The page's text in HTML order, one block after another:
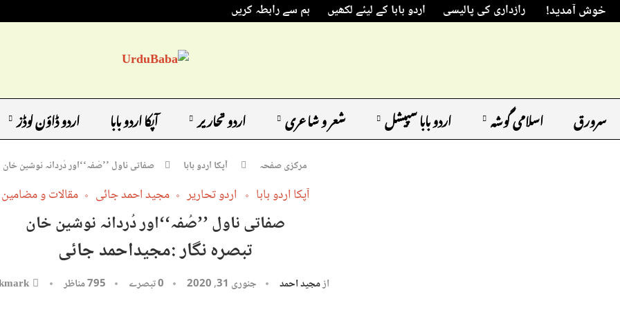
خوش آمدید! رازداری کی پالیسی اردو بابا کے لیئے لکھیں ہم سے رابطہ کریں
سرورق اسلامی گوشہ اردو بابا سپیشل شعر و شاعری اردو تحاریر آپکا اردو بابا اردو ڈاؤن لوڈز
مرکزی صفحہ آپکا اردو بابا صفاتی ناول ’’صُفہ‘‘اور دُردانہ نوشین خان
آپکا اردو بابا اردو تحاریر مجید احمد جائی مقالات و مضامین
صفاتی ناول ’’صُفہ‘‘اور دُردانہ نوشین خان
تبصرہ نگار :مجیداحمد جائی
ازمجید احمد جنوری 31, 2020 0 تبصرے 795مناظر